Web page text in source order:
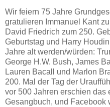
Wir feiern 75 Jahre
gratulieren Immanuel Kant
David Friedrich zum 250.
Geburtstag und Harry
Jahre alt werden/würden:
George H.W. Bush, James
Lauren Bacall und Marlon
200. Mal der Tag der
vor 500 Jahren erschien das
Gesangbuch, und Facebook